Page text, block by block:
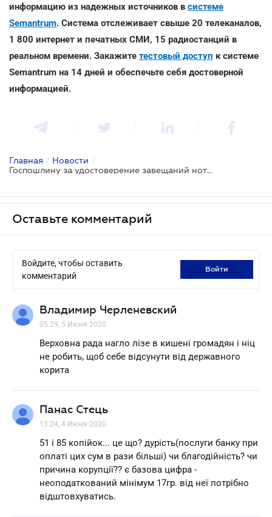
информацию из надежных источников в системе
Semantrum. Система отслеживает свыше 20 телеканалов,
1 800 интернет и печатных СМИ, 15 радиостанций в
реальном времени. Закажите тестовый доступ к системе
Semantrum на 14 дней и обеспечьте себя достоверной
информацией.
Главная / Новости /
Госпошлину за удостоверение завещаний нотариусом планируют увеличить в 300 раз
Оставьте комментарий
Войдите, чтобы оставить
комментарий
войти
Владимир Черленевский
05.29, 5 Июня 2020
Верховна рада нагло лізе в кишені громадян і ніц
не робить, щоб себе відсунути від державного
корита
Панас Стець
13.24, 4 Июня 2020
51 і 85 копійок... це що? дурість(послуги банку при
оплаті цих сум в рази більші) чи благодійність? чи
причина корупції?? є базова цифра -
неоподаткований мінімум 17гр. від неї потрібно
відштовхуватись.